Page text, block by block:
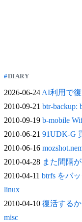
DIARY
2026-06-24AI利用で
2010-09-21 btr-
2010-09-19 b-mobile
2010-06-21 91UDK-G
2010-06-16
2010-04-28 また間隔
2010-04-11 btrfs をバ
linux
2010-04-10 復活する
misc